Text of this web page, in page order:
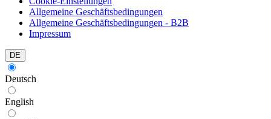
Allgemeine Geschäftsbedingungen
Allgemeine Geschäftsbedingungen - B2B
Impressum
DE
Deutsch
English